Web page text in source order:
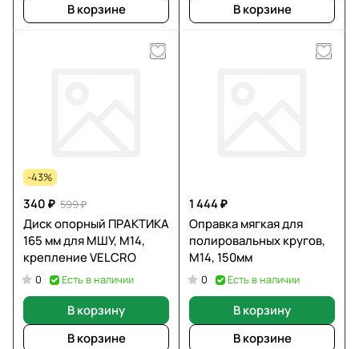
В корзине
В корзине
-43%
340 ₽ 599 ₽
Диск опорный ПРАКТИКА
165 мм для МШУ, М14,
крепление VELCRO
0 Есть в наличии
В корзину
В корзине
1 444 ₽
Оправка мягкая для
полировальных кругов,
М14, 150мм
0 Есть в наличии
В корзину
В корзине